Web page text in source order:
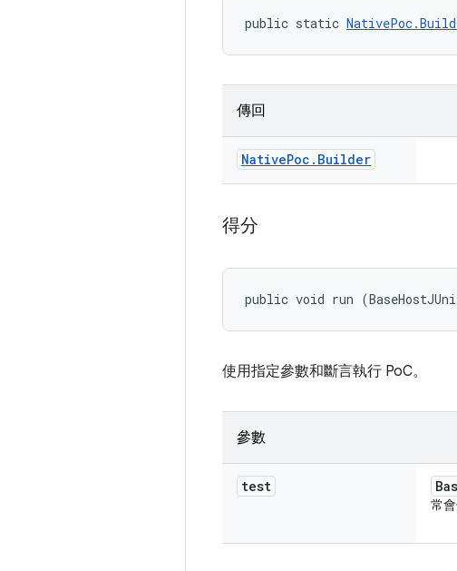
public static
傳回
NativePoc . Builder
得分
public void run
使用指定參數和斷言執行 PoC。
參數
test
常